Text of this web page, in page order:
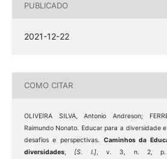
PUBLICADO
2021-12-22
COMO CITAR
OLIVEIRA SILVA, Antonio Andreson;
Raimundo Nonato. Educar para a diversidade
desafios e perspectivas. Caminhos da
diversidades,[S. l.], v. 3, n. 2, p.